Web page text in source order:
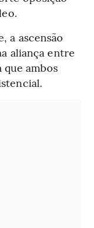
a ascensão
aliança entre
ambos